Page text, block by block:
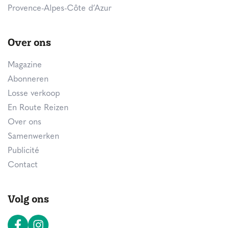
Provence-Alpes-Côte d’Azur
Over ons
Magazine
Abonneren
Losse verkoop
En Route Reizen
Over ons
Samenwerken
Publicité
Contact
Volg ons